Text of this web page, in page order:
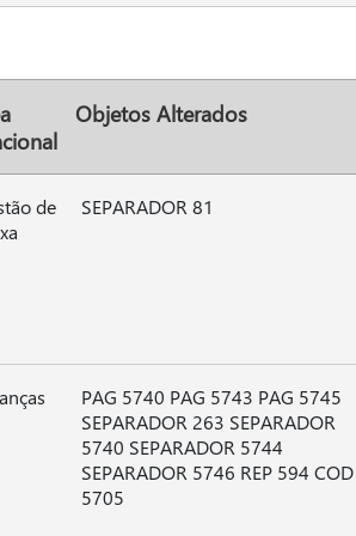
Objetos Alterados
de
SEPARADOR 81
PAG 5740 PAG 5743 PAG 5745
SEPARADOR 263 SEPARADOR
5740 SEPARADOR 5744
SEPARADOR 5746 REP 594 COD
5705